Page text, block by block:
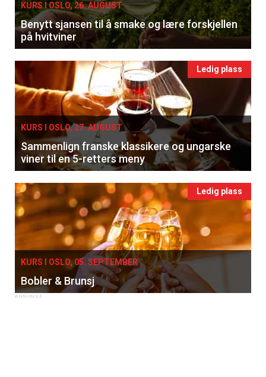
KURS I OSLO, 26. AUGUST
Benytt sjansen til å smake og lære forskjellen
på hvitviner
Ledig plass
KURS I OSLO, 27. AUGUST
Sammenlign franske klassikere og ungarske
viner til en 5-retters meny
Ledig plass
KURS I OSLO, 05. SEPTEMBER
Bobler & Brunsj